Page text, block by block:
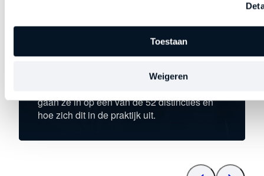
Toestaan
Weigeren
Kristof in op hoofdstuk 50 van het boek
gaan ze in op één van de 52 distincties en
hoe zich dit in de praktijk uit.